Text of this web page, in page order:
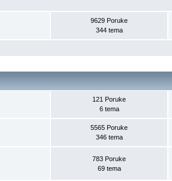
9629 Poruke
344 tema
121 Poruke
6 tema
5565 Poruke
346 tema
783 Poruke
69 tema